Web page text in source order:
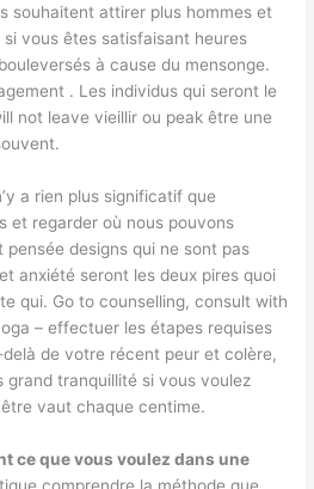
souhaitent attirer plus hommes et
vous êtes satisfaisant heures
à cause du mensonge.
. Les individus qui seront le
not leave vieillir ou peak être une
a rien plus significatif que
et regarder où nous pouvons
designs qui ne sont pas
anxiété seront les deux pires quoi
qui. Go to counselling, consult with
– effectuer les étapes requises
de votre récent peur et colère,
grand tranquillité si vous voulez
vaut chaque centime.
ce que vous voulez dans une